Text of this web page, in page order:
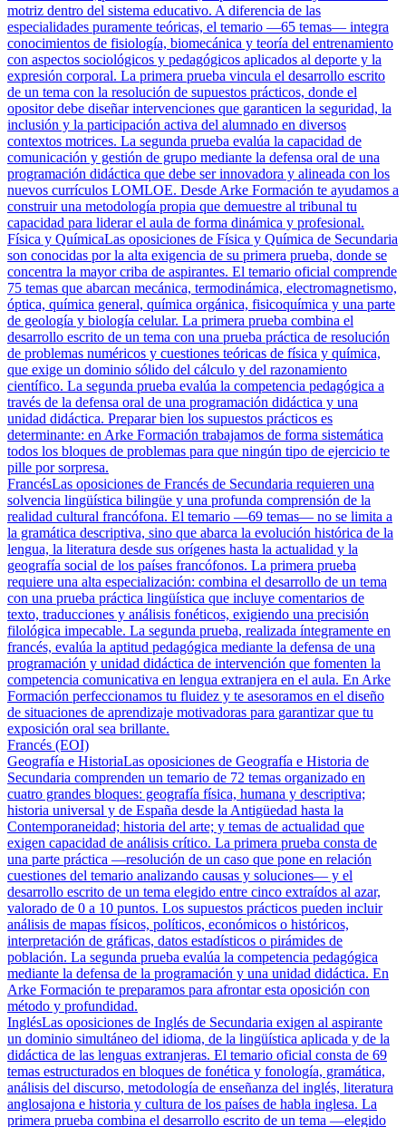
motriz dentro del sistema educativo. A diferencia de las
especialidades puramente teóricas, el temario —65 temas— integra
conocimientos de fisiología, biomecánica y teoría del entrenamiento
con aspectos sociológicos y pedagógicos aplicados al deporte y la
expresión corporal. La primera prueba vincula el desarrollo escrito
de un tema con la resolución de supuestos prácticos, donde el
opositor debe diseñar intervenciones que garanticen la seguridad, la
inclusión y la participación activa del alumnado en diversos
contextos motrices. La segunda prueba evalúa la capacidad de
comunicación y gestión de grupo mediante la defensa oral de una
programación didáctica que debe ser innovadora y alineada con los
nuevos currículos LOMLOE. Desde Arke Formación te ayudamos a
construir una metodología propia que demuestre al tribunal tu
capacidad para liderar el aula de forma dinámica y profesional.
Física y QuímicaLas oposiciones de Física y Química de Secundaria
son conocidas por la alta exigencia de su primera prueba, donde se
concentra la mayor criba de aspirantes. El temario oficial comprende
75 temas que abarcan mecánica, termodinámica, electromagnetismo,
óptica, química general, química orgánica, fisicoquímica y una parte
de geología y biología celular. La primera prueba combina el
desarrollo escrito de un tema con una prueba práctica de resolución
de problemas numéricos y cuestiones teóricas de física y química,
que exige un dominio sólido del cálculo y del razonamiento
científico. La segunda prueba evalúa la competencia pedagógica a
través de la defensa oral de una programación didáctica y una
unidad didáctica. Preparar bien los supuestos prácticos es
determinante: en Arke Formación trabajamos de forma sistemática
todos los bloques de problemas para que ningún tipo de ejercicio te
pille por sorpresa.
FrancésLas oposiciones de Francés de Secundaria requieren una
solvencia lingüística bilingüe y una profunda comprensión de la
realidad cultural francófona. El temario —69 temas— no se limita a
la gramática descriptiva, sino que abarca la evolución histórica de la
lengua, la literatura desde sus orígenes hasta la actualidad y la
geografía social de los países francófonos. La primera prueba
requiere una alta especialización: combina el desarrollo de un tema
con una prueba práctica lingüística que incluye comentarios de
texto, traducciones y análisis fonéticos, exigiendo una precisión
filológica impecable. La segunda prueba, realizada íntegramente en
francés, evalúa la aptitud pedagógica mediante la defensa de una
programación y unidad didáctica de intervención que fomenten la
competencia comunicativa en lengua extranjera en el aula. En Arke
Formación perfeccionamos tu fluidez y te asesoramos en el diseño
de situaciones de aprendizaje motivadoras para garantizar que tu
exposición oral sea brillante.
Francés (EOI)
Geografía e HistoriaLas oposiciones de Geografía e Historia de
Secundaria comprenden un temario de 72 temas organizado en
cuatro grandes bloques: geografía física, humana y descriptiva;
historia universal y de España desde la Antigüedad hasta la
Contemporaneidad; historia del arte; y temas de actualidad que
exigen capacidad de análisis crítico. La primera prueba consta de
una parte práctica —resolución de un caso que pone en relación
cuestiones del temario analizando causas y soluciones— y el
desarrollo escrito de un tema elegido entre cinco extraídos al azar,
valorado de 0 a 10 puntos. Los supuestos prácticos pueden incluir
análisis de mapas físicos, políticos, económicos o históricos,
interpretación de gráficas, datos estadísticos o pirámides de
población. La segunda prueba evalúa la competencia pedagógica
mediante la defensa de la programación y una unidad didáctica. En
Arke Formación te preparamos para afrontar esta oposición con
método y profundidad.
InglésLas oposiciones de Inglés de Secundaria exigen al aspirante
un dominio simultáneo del idioma, de la lingüística aplicada y de la
didáctica de las lenguas extranjeras. El temario oficial consta de 69
temas estructurados en bloques de fonética y fonología, gramática,
análisis del discurso, metodología de enseñanza del inglés, literatura
anglosajona e historia y cultura de los países de habla inglesa. La
primera prueba combina el desarrollo escrito de un tema —elegido